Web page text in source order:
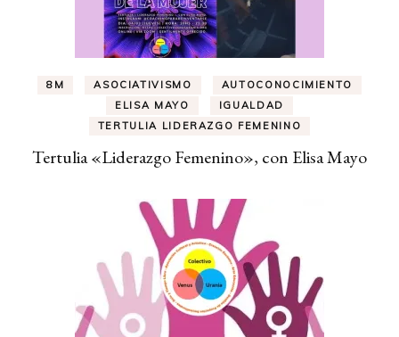
8M ASOCIATIVISMO
AUTOCONOCIMIENTO
ELISA MAYO
IGUALDAD
TERTULIA LIDERAZGO FEMENINO
Tertulia «Liderazgo Femenino», con Elisa Mayo